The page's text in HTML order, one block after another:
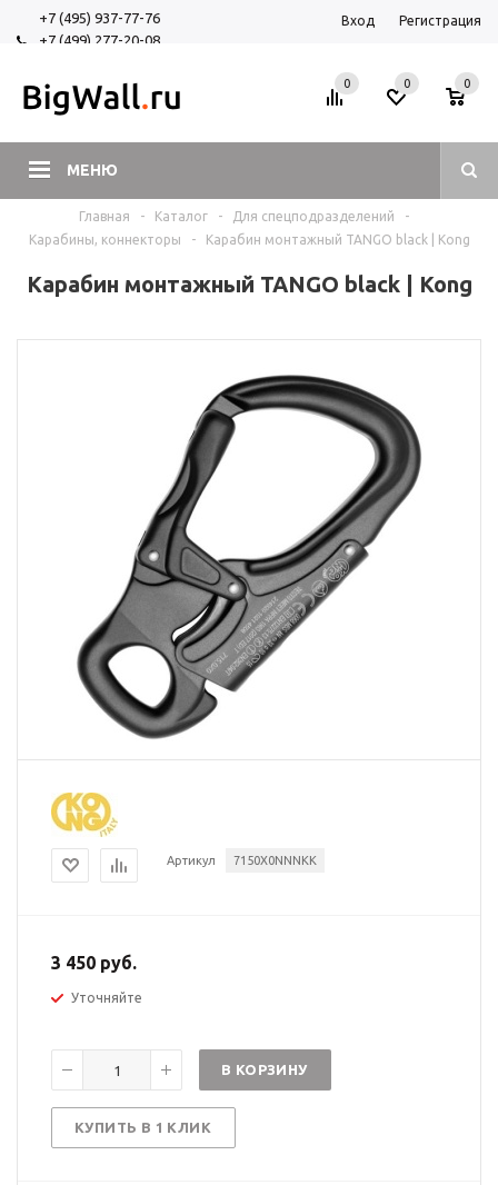
+7 (495) 937-77-76
+7 (499) 277-20-08
Вход Регистрация
МЕНЮ
0 0
0
Главная - Каталог - Для спецподразделений
-
Карабины, коннекторы
- Карабин монтажный TANGO black | Kong
Карабин монтажный TANGO black | Kong
Артикул 7150X0NNNKK
3 450 руб.
Уточняйте
В КОРЗИНУ
КУПИТЬ В 1 КЛИК